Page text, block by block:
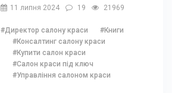
11 липня 2024 19 21969
#Директор салону краси
#Книги
#Консалтинг салону краси
#Купити салон краси
#Салон краси під ключ
#Управління салоном краси